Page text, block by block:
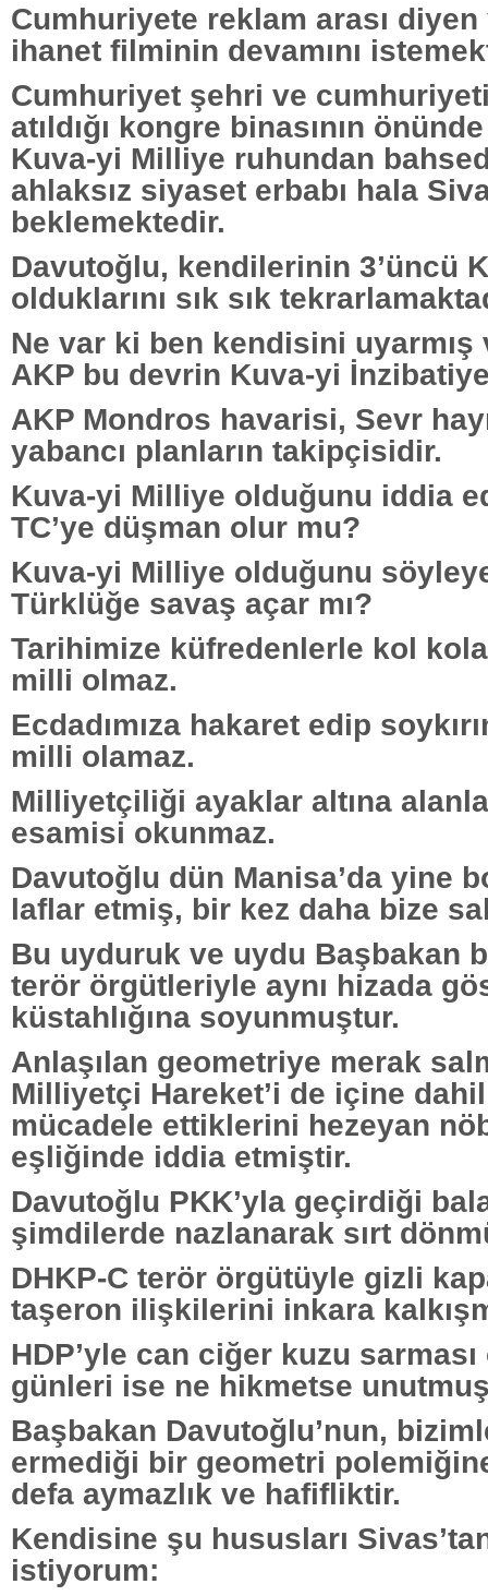
Cumhuriyete reklam arası diyen
ihanet filminin devamını
Cumhuriyet şehri ve
atıldığı kongre binasının
Kuva-yi Milliye ruhundan
ahlaksız siyaset erbabı hala
beklemektedir.
Davutoğlu, kendilerinin 3’üncü
olduklarını sık sık
Ne var ki ben kendisini
AKP bu devrin Kuva-yi
AKP Mondros havarisi, Sevr
yabancı planların takipçisidir.
Kuva-yi Milliye olduğunu iddia
TC’ye düşman olur mu?
Kuva-yi Milliye olduğunu
Türklüğe savaş açar mı?
Tarihimize küfredenlerle kol
milli olmaz.
Ecdadımıza hakaret edip
milli olamaz.
Milliyetçiliği ayaklar altına
esamisi okunmaz.
Davutoğlu dün Manisa’da yine
laflar etmiş, bir kez daha bize
Bu uyduruk ve uydu Başbakan
terör örgütleriyle aynı hizada
küstahlığına soyunmuştur.
Anlaşılan geometriye merak
Milliyetçi Hareket’i de içine
mücadele ettiklerini hezeyan
eşliğinde iddia etmiştir.
Davutoğlu PKK’yla geçirdiği
şimdilerde nazlanarak sırt
DHKP-C terör örgütüyle gizli
taşeron ilişkilerini inkara
HDP’yle can ciğer kuzu sarması
günleri ise ne hikmetse
Başbakan Davutoğlu’nun,
ermediği bir geometri
defa aymazlık ve hafifliktir.
Kendisine şu hususları
istiyorum: